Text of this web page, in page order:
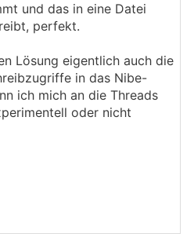
und das in eine Datei
perfekt.
Lösung eigentlich auch die
in das Nibe-
ich mich an die Threads
oder nicht